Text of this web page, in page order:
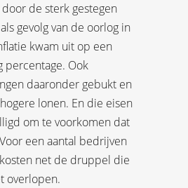
de sterk gestegen
gevolg van de oorlog in
kwam uit op een
percentage. Ook
daaronder gebukt en
lonen. En die eisen
om te voorkomen dat
een aantal bedrijven
net de druppel die
overlopen.